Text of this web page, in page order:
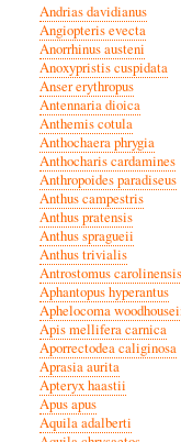
Andrias davidianus
Angiopteris evecta
Anorrhinus austeni
Anoxypristis cuspidata
Anser erythropus
Antennaria dioica
Anthemis cotula
Anthochaera phrygia
Anthocharis cardamines
Anthropoides paradiseus
Anthus campestris
Anthus pratensis
Anthus spragueii
Anthus trivialis
Antrostomus carolinensis
Aphantopus hyperantus
Aphelocoma
Apis mellifera carnica
Aporrectodea caliginosa
Aprasia aurita
Apteryx haastii
Apus apus
Aquila adalberti